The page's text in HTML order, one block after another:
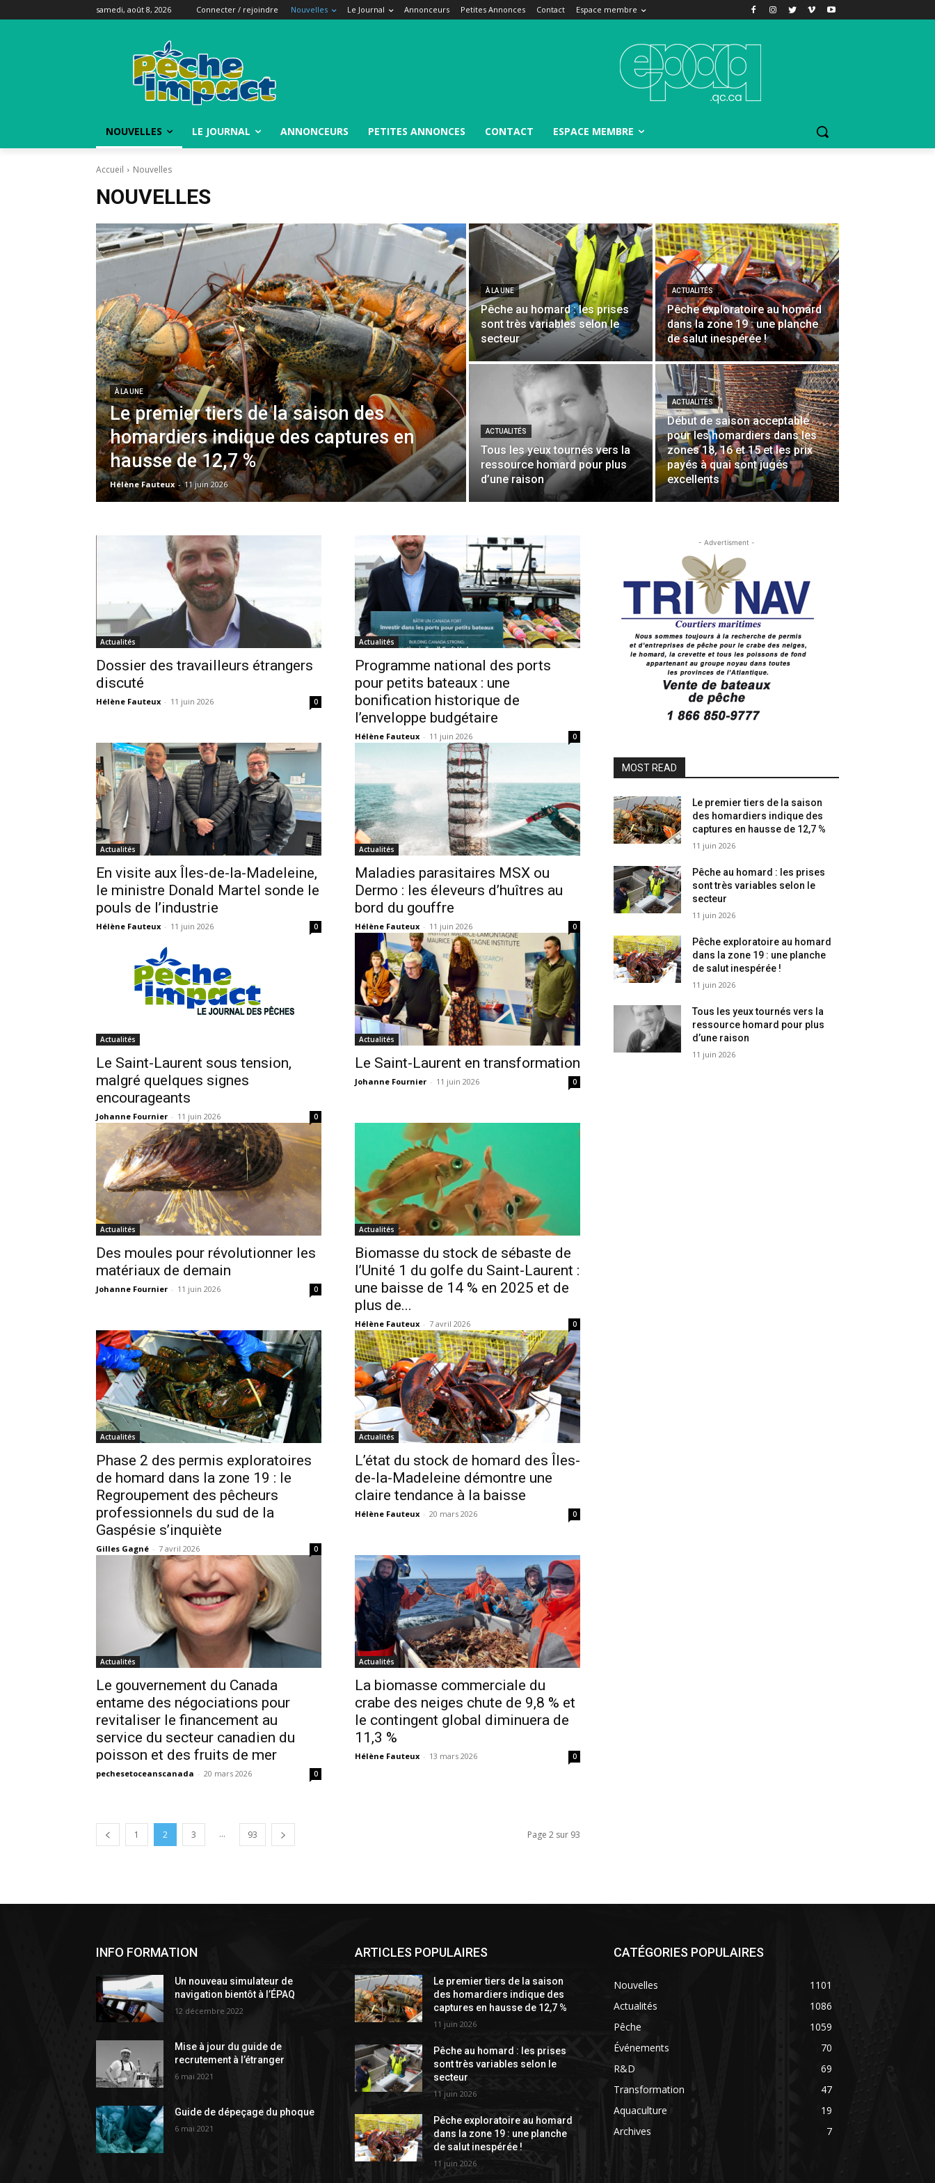
samedi, août 8, 2026 Connecter / rejoindre Nouvelles Le Journal Annonceurs Petites Annonces Contact Espace membre
NOUVELLES LE JOURNAL ANNONCEURS PETITES ANNONCES CONTACT ESPACE MEMBRE
Accueil Nouvelles
NOUVELLES
À LA UNE
Le premier tiers de la saison des
homardiers indique des captures en
hausse de 12,7 %
Hélène Fauteux - 11 juin 2026
À LA UNE
Pêche au homard : les prises
sont très variables selon le
secteur
ACTUALITÉS
Pêche exploratoire au homard
dans la zone 19 : une planche
de salut inespérée !
ACTUALITÉS
Tous les yeux tournés vers la
ressource homard pour plus
d’une raison
ACTUALITÉS
Début de saison acceptable
pour les homardiers dans les
zones 18, 16 et 15 et les prix
payés à quai sont jugés
excellents
Actualités
Dossier des travailleurs étrangers
discuté
Hélène Fauteux - 11 juin 2026 0
Actualités
Programme national des ports
pour petits bateaux : une
bonification historique de
l’enveloppe budgétaire
Hélène Fauteux - 11 juin 2026 0
Actualités
En visite aux Îles-de-la-Madeleine,
le ministre Donald Martel sonde le
pouls de l’industrie
Hélène Fauteux - 11 juin 2026 0
Actualités
Maladies parasitaires MSX ou
Dermo : les éleveurs d’huîtres au
bord du gouffre
Hélène Fauteux - 11 juin 2026 0
Actualités
Le Saint-Laurent sous tension,
malgré quelques signes
encourageants
Johanne Fournier - 11 juin 2026 0
Actualités
Le Saint-Laurent en transformation
Johanne Fournier - 11 juin 2026 0
Actualités
Des moules pour révolutionner les
matériaux de demain
Johanne Fournier - 11 juin 2026 0
Actualités
Biomasse du stock de sébaste de
l’Unité 1 du golfe du Saint-Laurent :
une baisse de 14 % en 2025 et de
plus de...
Hélène Fauteux - 7 avril 2026 0
Actualités
Phase 2 des permis exploratoires
de homard dans la zone 19 : le
Regroupement des pêcheurs
professionnels du sud de la
Gaspésie s’inquiète
Gilles Gagné - 7 avril 2026 0
Actualités
L’état du stock de homard des Îles-
de-la-Madeleine démontre une
claire tendance à la baisse
Hélène Fauteux - 20 mars 2026 0
Actualités
Le gouvernement du Canada
entame des négociations pour
revitaliser le financement au
service du secteur canadien du
poisson et des fruits de mer
pechesetoceanscanada - 20 mars 2026 0
Actualités
La biomasse commerciale du
crabe des neiges chute de 9,8 % et
le contingent global diminuera de
11,3 %
Hélène Fauteux - 13 mars 2026 0
1 2 3 ... 93 Page 2 sur 93
- Advertisment -
MOST READ
Le premier tiers de la saison
des homardiers indique des
captures en hausse de 12,7 %
11 juin 2026
Pêche au homard : les prises
sont très variables selon le
secteur
11 juin 2026
Pêche exploratoire au homard
dans la zone 19 : une planche
de salut inespérée !
11 juin 2026
Tous les yeux tournés vers la
ressource homard pour plus
d’une raison
11 juin 2026
INFO FORMATION
Un nouveau simulateur de
navigation bientôt à l’ÉPAQ
12 décembre 2022
Mise à jour du guide de
recrutement à l’étranger
6 mai 2021
Guide de dépeçage du phoque
6 mai 2021
ARTICLES POPULAIRES
Le premier tiers de la saison
des homardiers indique des
captures en hausse de 12,7 %
11 juin 2026
Pêche au homard : les prises
sont très variables selon le
secteur
11 juin 2026
Pêche exploratoire au homard
dans la zone 19 : une planche
de salut inespérée !
11 juin 2026
CATÉGORIES POPULAIRES
Nouvelles
1101
Actualités
1086
Pêche
1059
Événements
70
R&D
69
Transformation
47
Aquaculture
19
Archives
7